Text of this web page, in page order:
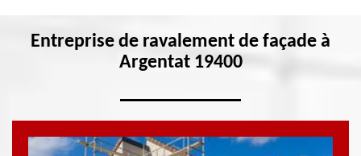
Entreprise de ravalement de façade à
Argentat 19400